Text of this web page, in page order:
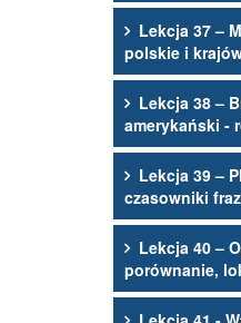
Lekcja 37 –
polskie i
Lekcja 38 –
amerykański -
Lekcja 39 –
czasowniki
Lekcja 40 –
porównanie,